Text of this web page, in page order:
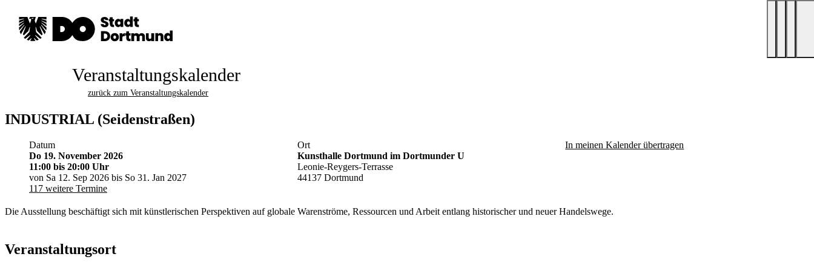
Veranstaltungskalender
zurück zum Veranstaltungskalender
INDUSTRIAL (Seidenstraßen)
Datum
Do 19. November 2026
11:00 bis 20:00 Uhr
von Sa 12. Sep 2026 bis So 31. Jan 2027
117 weitere Termine
Ort
Kunsthalle Dortmund im Dortmunder U
Leonie-Reygers-Terrasse
44137 Dortmund
In meinen Kalender übertragen
Die Ausstellung beschäftigt sich mit künstlerischen Perspektiven auf globale Warenströme, Ressourcen und Arbeit entlang historischer und neuer Handelswege.
Veranstaltungsort